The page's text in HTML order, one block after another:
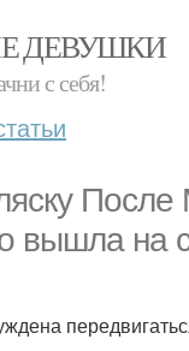
ДЕВУШКИ
с себя!
вышла на